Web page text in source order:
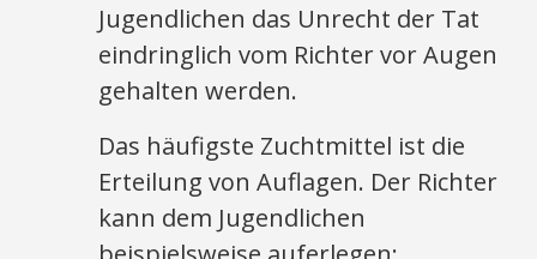
Jugendlichen das Unrecht der Tat
eindringlich vom Richter vor Augen
gehalten werden.
Das häufigste Zuchtmittel ist die
Erteilung von Auflagen. Der Richter
kann dem Jugendlichen